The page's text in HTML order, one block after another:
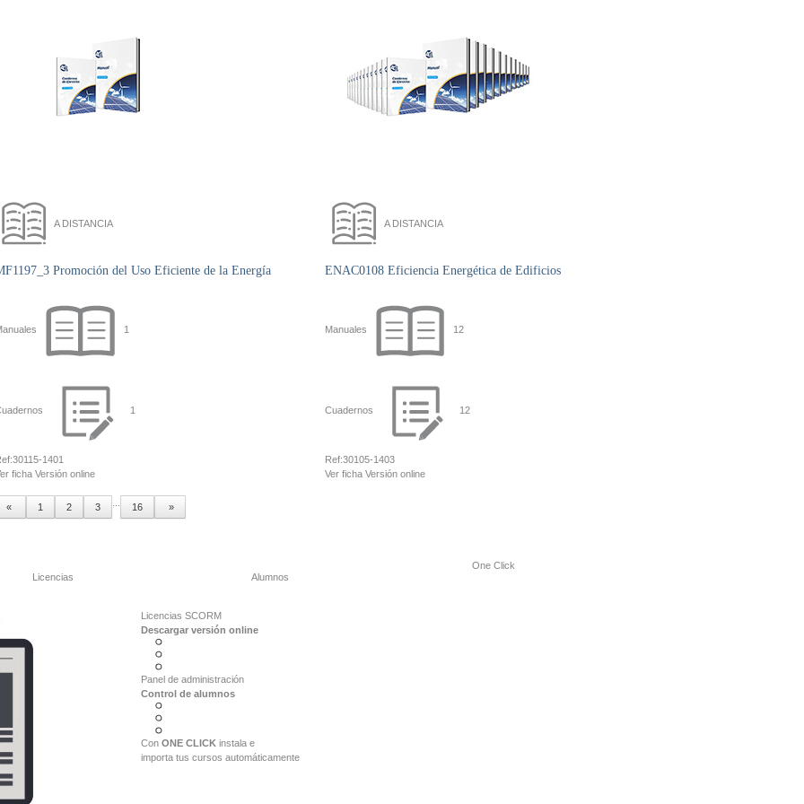
A DISTANCIA
Promoción del Uso Eficiente de la Energía
1
1
30115-1401
ficha Versión online
A DISTANCIA
ENAC0108 Eficiencia Energética de Edificios
Manuales 12
Cuadernos 12
Ref:30105-1403
Ver ficha Versión online
« 1 2 3 ... 16 »
Licencias Alumnos
One Click
Licencias SCORM
Descargar versión online
Panel de administración
Control de alumnos
ConONE CLICK instala e
importa tus cursos automáticamente